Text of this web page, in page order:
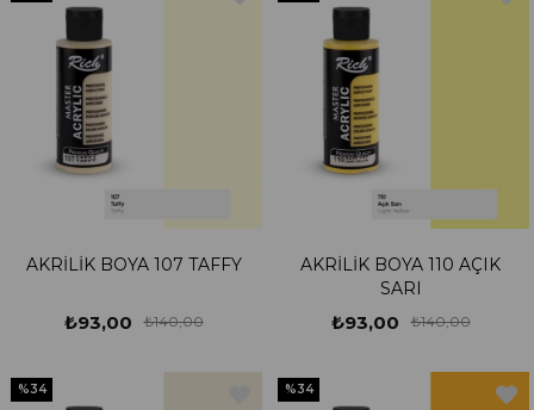
AKRİLİK BOYA 107 TAFFY
₺93,00 ₺140,00
AKRİLİK BOYA 110 AÇIK
SARI
₺93,00 ₺140,00
%34 %34